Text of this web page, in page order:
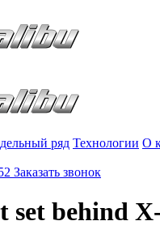
ряд Технологии О
Заказать звонок
set behind